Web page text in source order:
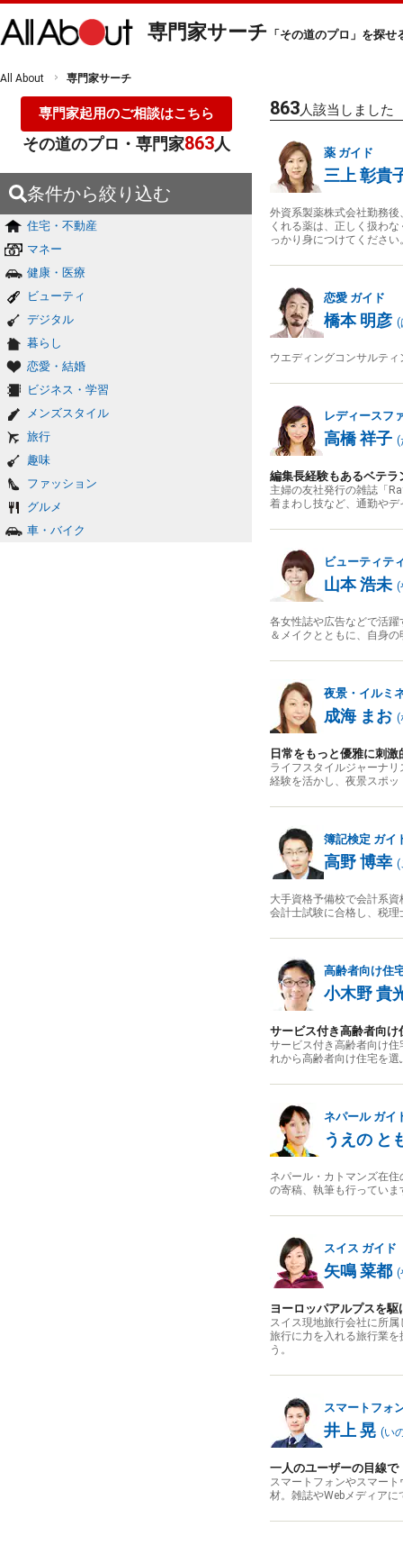
専門家サーチ 「その道のプロ」を探せ
All About 専門家サーチ
専門家起用のご相談はこちら
その道のプロ・専門家863人
条件から絞り込む
住宅・不動産
マネー
健康・医療
ビューティ
デジタル
暮らし
恋愛・結婚
ビジネス・学習
メンズスタイル
旅行
趣味
ファッション
グルメ
車・バイク
863人該当しました
薬 ガイド
三上 彰貴
外資系製薬株式会社勤務
くれる薬は、正しく扱わ
っかり身につけてください
恋愛 ガイド
橋本 明彦 (
ウエディングコンサルテ
レディースフ
高橋 祥子 (
編集長経験もあるベテ
主婦の友社発行の雑誌「
着まわし技など、通勤や
ビューティテ
山本 浩未 (
各女性誌や広告などで活
＆メイクとともに、自身
夜景・イルミ
成海 まお (
日常をもっと優雅に刺
ライフスタイルジャーナ
経験を活かし、夜景スポ
簿記検定 ガイ
高野 博幸 (
大手資格予備校で会計系
会計士試験に合格し、税
高齢者向け住
小木野 貴
サービス付き高齢者向
サービス付き高齢者向け
れから高齢者向け住宅を
ネパールガイ
うえの と
ネパール・カトマンズ在
の寄稿、執筆も行っていま
スイス ガイド
矢鳴 菜都 (
ヨーロッパアルプスを
スイス現地旅行会社に所
旅行に力を入れる旅行業
う。
スマートフォ
井上 晃 (い
一人のユーザーの目線で
スマートフォンやスマー
材。雑誌やWebメディア